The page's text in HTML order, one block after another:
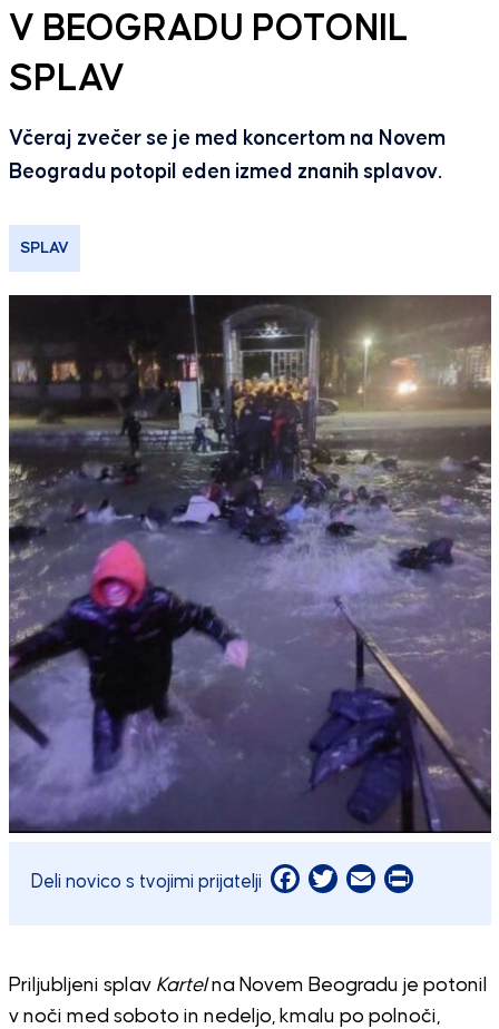
V BEOGRADU POTONIL
SPLAV
Včeraj zvečer se je med koncertom na Novem
Beogradu potopil eden izmed znanih splavov.
SPLAV
Deli novico s tvojimi prijatelji Facebook
Twitter
EmailPrint
Priljubljeni splav Kartelna Novem Beogradu je potonil
v noči med soboto in nedeljo, kmalu po polnoči,